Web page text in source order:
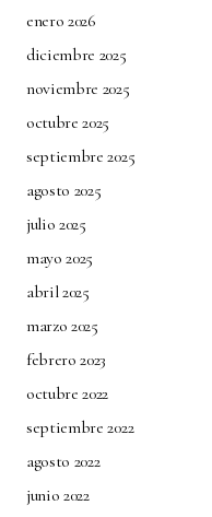
enero 2026
diciembre 2025
noviembre 2025
octubre 2025
septiembre 2025
agosto 2025
julio 2025
mayo 2025
abril 2025
marzo 2025
febrero 2023
octubre 2022
septiembre 2022
agosto 2022
junio 2022